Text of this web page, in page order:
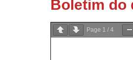
Boletim do
Page 1 / 4